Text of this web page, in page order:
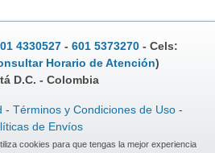
4330527 - 601 5373270 - Cels:
Horario de Atención)
D.C. - Colombia
- Términos y Condiciones de Uso-
de Envíos
cookies para que tengas la mejor experiencia